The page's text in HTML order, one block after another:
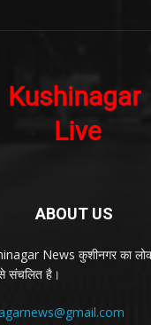
ABOUT US
News कुशीनगर का
संचलित है।